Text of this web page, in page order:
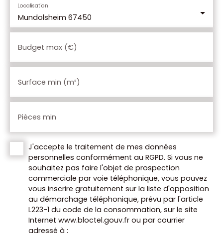
Mundolsheim 67450
Localisation
Budget max (€)
Surface min (m²)
Pièces min
J'accepte le traitement de mes données
personnelles conformément au RGPD. Si vous ne
souhaitez pas faire l'objet de prospection
commerciale par voie téléphonique, vous pouvez
vous inscrire gratuitement sur la liste d'opposition
au démarchage téléphonique, prévu par l'article
L223-1 du code de la consommation, sur le site
Internet www.bloctel.gouv.fr ou par courrier
adressé à :